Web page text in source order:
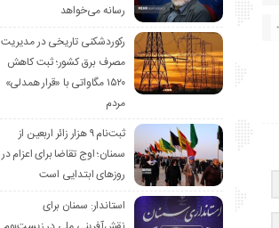
رسانه می‌خواهد
رکوردشکنی تاریخی در مدیریت
مصرف برق کشور؛ ثبت کاهش
۱۵۲۰ مگاواتی با «قرار همدلی»
مردم
ثبت‌نام ۹ هزار زائر اربعین از
سمنان؛ اوج تقاضا برای اعزام در
روزهای ابتدایی است
استاندار: سمنان برای